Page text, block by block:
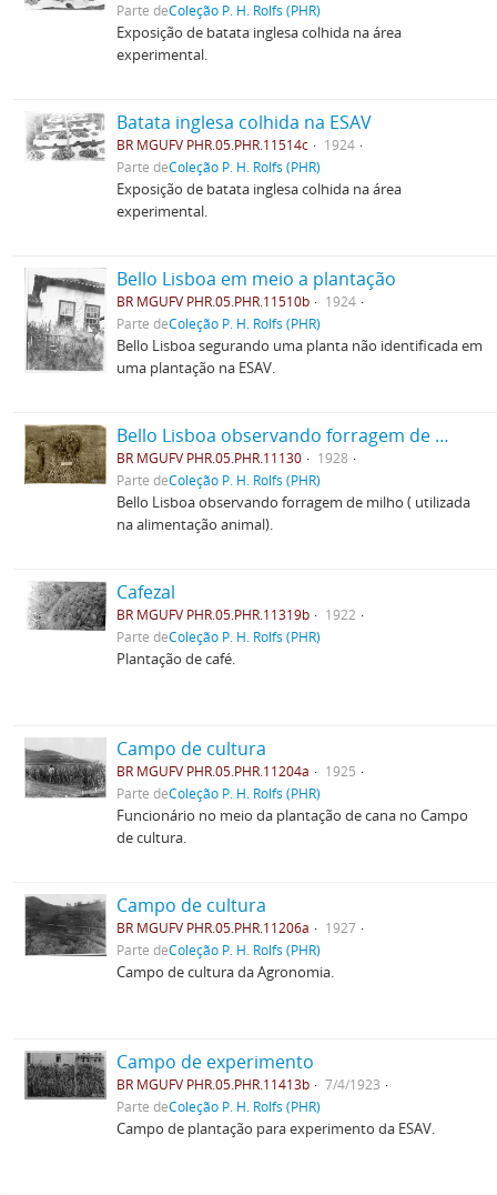
Parte deColeção P. H. Rolfs (PHR)
Exposição de batata inglesa colhida na área
experimental.
Batata inglesa colhida na ESAV
BR MGUFV PHR.05.PHR.11514c
1924
Parte deColeção P. H. Rolfs (PHR)
Exposição de batata inglesa colhida na área
experimental.
Bello Lisboa em meio a plantação
BR MGUFV PHR.05.PHR.11510b
1924
Parte deColeção P. H. Rolfs (PHR)
Bello Lisboa segurando uma planta não identificada em
uma plantação na ESAV.
Bello Lisboa observando forragem de milho
BR MGUFV PHR.05.PHR.11130
1928
Parte deColeção P. H. Rolfs (PHR)
Bello Lisboa observando forragem de milho ( utilizada
na alimentação animal).
Cafezal
BR MGUFV PHR.05.PHR.11319b
1922
Parte deColeção P. H. Rolfs (PHR)
Plantação de café.
Campo de cultura
BR MGUFV PHR.05.PHR.11204a
1925
Parte deColeção P. H. Rolfs (PHR)
Funcionário no meio da plantação de cana no Campo
de cultura.
Campo de cultura
BR MGUFV PHR.05.PHR.11206a
1927
Parte deColeção P. H. Rolfs (PHR)
Campo de cultura da Agronomia.
Campo de experimento
BR MGUFV PHR.05.PHR.11413b
7/4/1923
Parte deColeção P. H. Rolfs (PHR)
Campo de plantação para experimento da ESAV.